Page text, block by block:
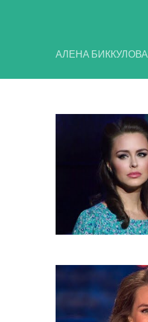
АЛЕНА БИККУЛОВА